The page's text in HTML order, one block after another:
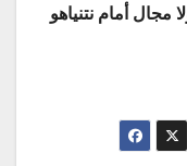
أمام نتنياهو